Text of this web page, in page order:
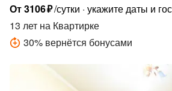
От3106₽/сутки укажите даты и
13 лет на Квартирке
30% вернётся бонусами